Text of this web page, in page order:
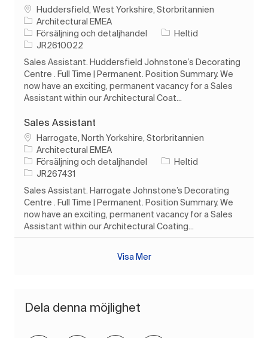
PlatsHuddersfield, West Yorkshire, Storbritannien
Architectural EMEA
Kategori
Försäljning och detaljhandel Typ av jobb
Heltid
Jobb-ID
JR2610022
Sales Assistant. Huddersfield Johnstone’s Decorating
Centre . Full Time | Permanent. Position Summary. We
now have an exciting, permanent vacancy for a Sales
Assistant within our Architectural Coat...
Sales Assistant
PlatsHarrogate, North Yorkshire, Storbritannien
Architectural EMEA
Kategori
Försäljning och detaljhandel Typ av jobb
Heltid
Jobb-ID
JR267431
Sales Assistant. Harrogate Johnstone’s Decorating
Centre . Full Time | Permanent. Position Summary. We
now have an exciting, permanent vacancy for a Sales
Assistant within our Architectural Coating...
Visa Mer
Dela denna möjlighet